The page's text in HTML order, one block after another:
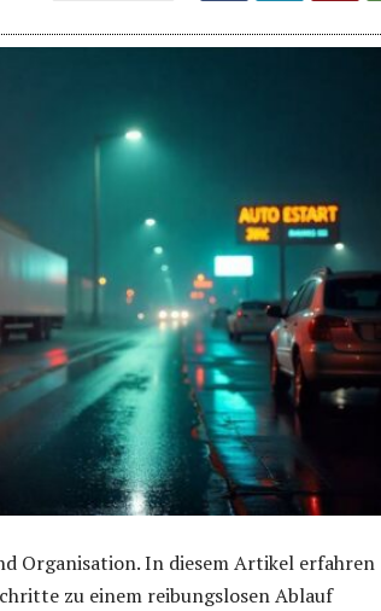
Organisation. In diesem Artikel erfahren
zu einem reibungslosen Ablauf